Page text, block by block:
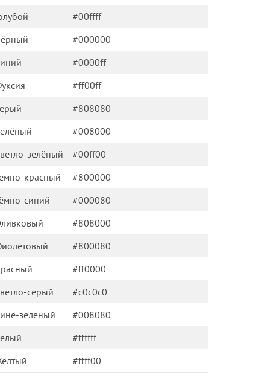
#00ffff
#000000
#0000ff
#ff00ff
#808080
#008000
зелёный
#00ff00
красный
#800000
синий
#000080
#808000
#800080
#ff0000
серый
#c0c0c0
зелёный
#008080
#ffffff
#ffff00